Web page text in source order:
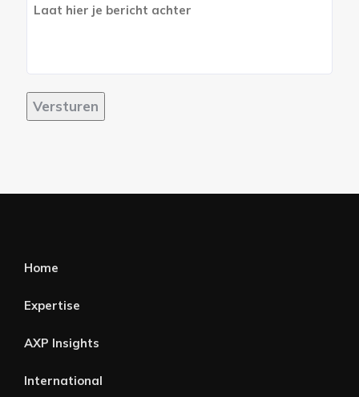
Bericht
Versturen
Home
Expertise
AXP Insights
International